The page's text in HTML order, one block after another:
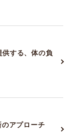
供する、体の負
のアプローチ